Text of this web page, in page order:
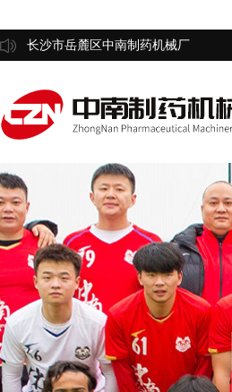
长沙市岳麓区中南制药机械厂